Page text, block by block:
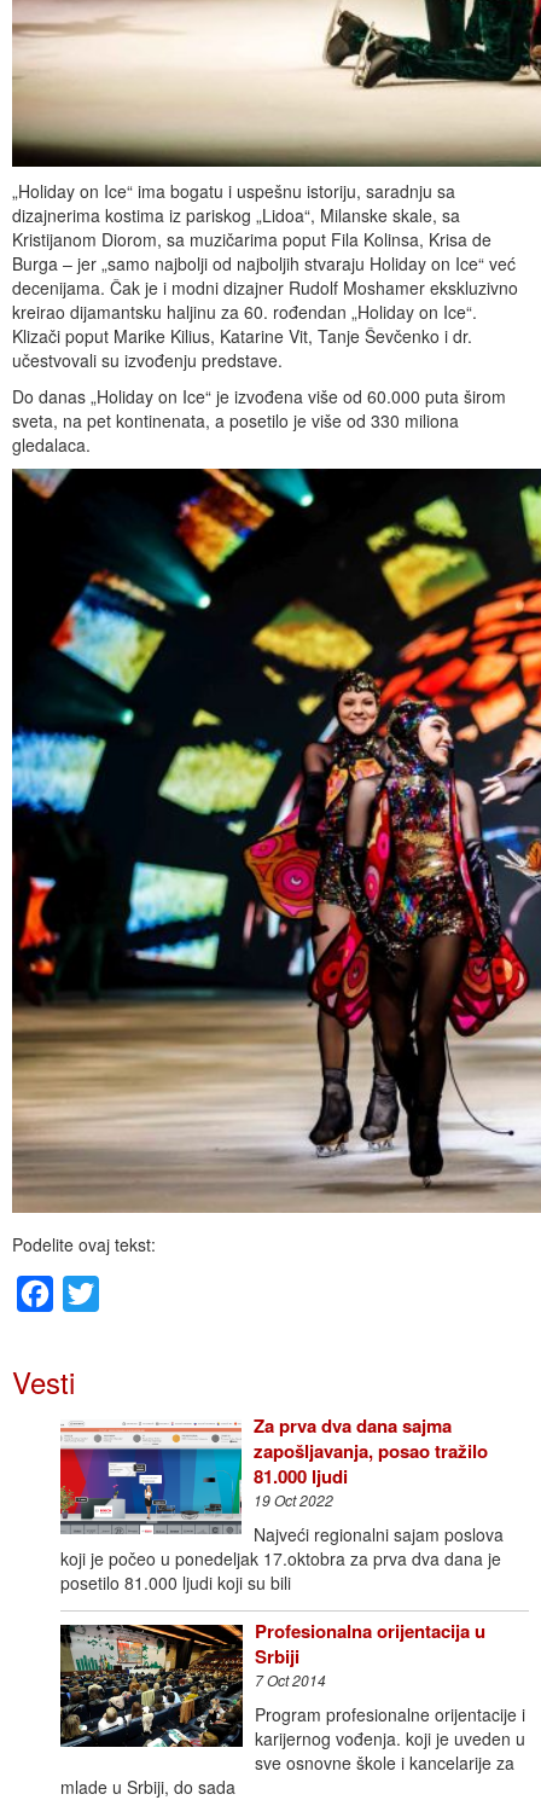
„Holiday on Ice“ ima bogatu i uspešnu istoriju, saradnju sa
dizajnerima kostima iz pariskog „Lidoa“, Milanske skale, sa
Kristijanom Diorom, sa muzičarima poput Fila Kolinsa, Krisa de
Burga – jer „samo najbolji od najboljih stvaraju Holiday on Ice“ već
decenijama. Čak je i modni dizajner Rudolf Moshamer ekskluzivno
kreirao dijamantsku haljinu za 60. rođendan „Holiday on Ice“.
Klizači poput Marike Kilius, Katarine Vit, Tanje Ševčenko i dr.
učestvovali su izvođenju predstave.
Do danas „Holiday on Ice“ je izvođena više od 60.000 puta širom
sveta, na pet kontinenata, a posetilo je više od 330 miliona
gledalaca.
Podelite ovaj tekst:
Facebook
Vesti
Za prva dva dana sajma
zapošljavanja, posao tražilo
81.000 ljudi
19 Oct 2022
Najveći regionalni sajam poslova
koji je počeo u ponedeljak 17.oktobra za prva dva dana je
posetilo 81.000 ljudi koji su bili
Profesionalna orijentacija u
Srbiji
7 Oct 2014
Program profesionalne orijentacije i
karijernog vođenja. koji je uveden u
sve osnovne škole i kancelarije za
mlade u Srbiji, do sada